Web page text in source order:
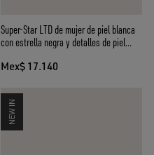
Super-Star LTD de mujer de piel blanca
con estrella negra y detalles de piel
Mex$ 17.140
NEW IN